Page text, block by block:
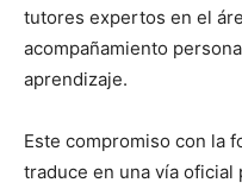
tutores expertos en el
acompañamiento
aprendizaje.
Este compromiso con la
traduce en una vía